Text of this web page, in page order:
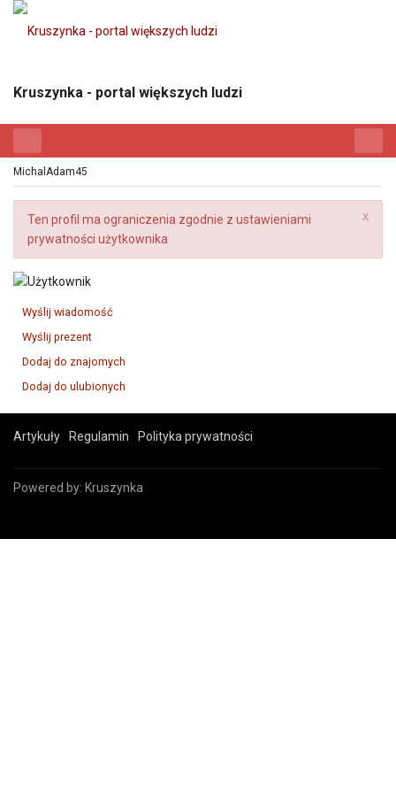
Kruszynka - portal większych ludzi
MichalAdam45
x
Ten profil ma ograniczenia zgodnie z ustawieniami
prywatności użytkownika
Wyślij wiadomość
Wyślij prezent
Dodaj do znajomych
Dodaj do ulubionych
Artykuły Regulamin Polityka prywatności
Powered by: Kruszynka